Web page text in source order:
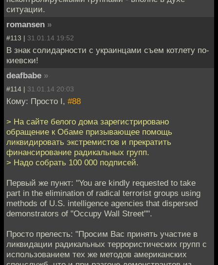
ситуации.
romansen »
#113 | 31.01.14 19:52
В знак солидарности с украинцами съем котлету по-
киевски!
deafbabe »
#114 | 31.01.14 20:03
Кому: Просто I, #88
> На сайте белого дома зарегистрировано
обращение к Обаме призывающее помощь
ликвидировать экстремистов и прекратить
финансирование радикальных групп.
> Надо собрать 100 000 подписей.
Первый же пункт: "You are kindly requested to take
part in the elimination of radical terrorist groups using
methods of U.S. intelligence agencies that dispersed
demonstrators of "Occupy Wall Street"".
Просто прелесть: "Просим Вас принять участие в
ликвидации радикальных террористических групп с
использованием тех же методов американских